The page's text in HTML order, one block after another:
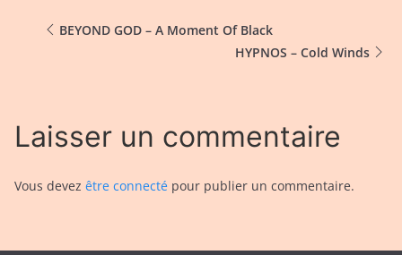
BEYOND GOD – A Moment Of Black
HYPNOS – Cold Winds
Laisser un commentaire
Vous devez être connecté pour publier un commentaire.